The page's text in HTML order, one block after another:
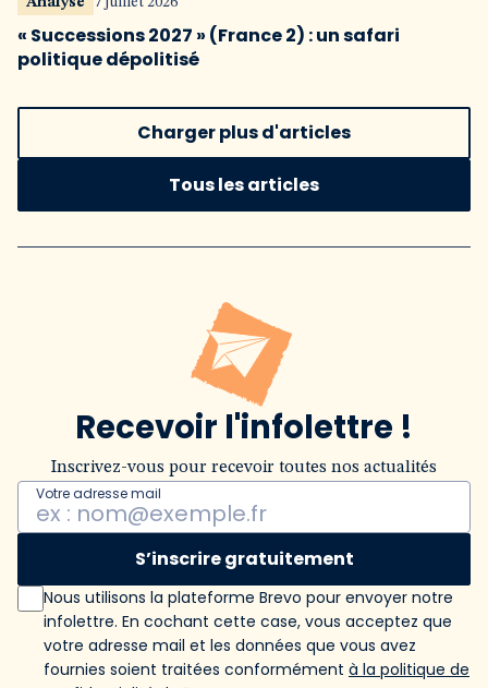
« Successions 2027 » (France 2) : un safari
politique dépolitisé
Charger plus d'articles
Tous les articles
Recevoir l'infolettre !
Inscrivez-vous pour recevoir toutes nos actualités
Votre adresse mail
S’inscrire gratuitement
Nous utilisons la plateforme Brevo pour envoyer notre
infolettre. En cochant cette case, vous acceptez que
votre adresse mail et les données que vous avez
fournies soient traitées conformément à la politique de